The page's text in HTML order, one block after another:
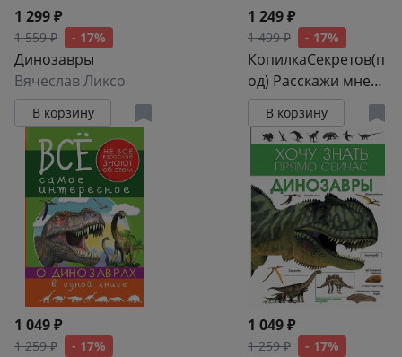
1 299 ₽
1 559 ₽ - 17%
Динозавры
Вячеслав Ликсо
В корзину
1 249 ₽
1 499 ₽ - 17%
КопилкаСекретов(п
од) Расскажи мне
всё о динозаврах
В корзину
1 049 ₽
1 259 ₽ - 17%
1 049 ₽
1 259 ₽ - 17%